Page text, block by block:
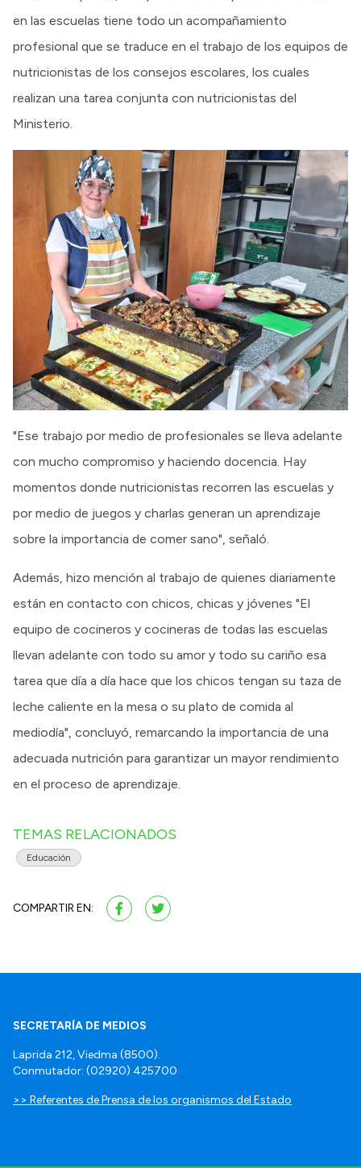
en las escuelas tiene todo un acompañamiento
profesional que se traduce en el trabajo de los equipos de
nutricionistas de los consejos escolares, los cuales
realizan una tarea conjunta con nutricionistas del
Ministerio.
"Ese trabajo por medio de profesionales se lleva adelante
con mucho compromiso y haciendo docencia. Hay
momentos donde nutricionistas recorren las escuelas y
por medio de juegos y charlas generan un aprendizaje
sobre la importancia de comer sano", señaló.
Además, hizo mención al trabajo de quienes diariamente
están en contacto con chicos, chicas y jóvenes "El
equipo de cocineros y cocineras de todas las escuelas
llevan adelante con todo su amor y todo su cariño esa
tarea que día a día hace que los chicos tengan su taza de
leche caliente en la mesa o su plato de comida al
mediodía", concluyó, remarcando la importancia de una
adecuada nutrición para garantizar un mayor rendimiento
en el proceso de aprendizaje.
TEMAS RELACIONADOS
Educación
COMPARTIR EN:
SECRETARÍA DE MEDIOS
Laprida 212, Viedma (8500).
Conmutador: (02920) 425700
>> Referentes de Prensa de los organismos del Estado